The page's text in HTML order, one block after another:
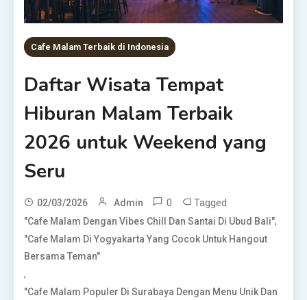
Cafe Malam Terbaik di Indonesia
Daftar Wisata Tempat
Hiburan Malam Terbaik
2026 untuk Weekend yang
Seru
02/03/2026 Admin 0 Tagged
"Cafe Malam Dengan Vibes Chill Dan Santai Di Ubud Bali",
"Cafe Malam Di Yogyakarta Yang Cocok Untuk Hangout
Bersama Teman"
,
"Cafe Malam Populer Di Surabaya Dengan Menu Unik Dan